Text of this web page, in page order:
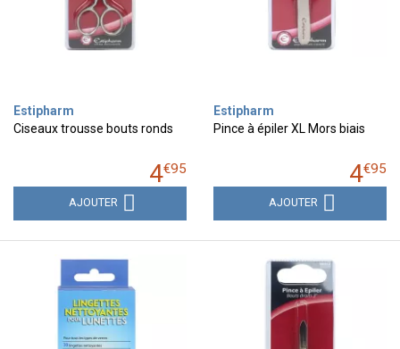
Estipharm
Ciseaux trousse bouts ronds
4€95
AJOUTER
Estipharm
Pince à épiler XL Mors biais
4€95
AJOUTER